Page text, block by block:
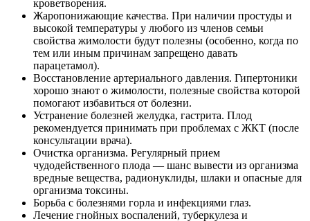
кроветворения.
Жаропонижающие качества. При наличии простуды и
высокой температуры у любого из членов семьи
свойства жимолости будут полезны (особенно, когда по
тем или иным причинам запрещено давать
парацетамол).
Восстановление артериального давления. Гипертоники
хорошо знают о жимолости, полезные свойства которой
помогают избавиться от болезни.
Устранение болезней желудка, гастрита. Плод
рекомендуется принимать при проблемах с ЖКТ (после
консультации врача).
Очистка организма. Регулярный прием
чудодейственного плода — шанс вывести из организма
вредные вещества, радионуклиды, шлаки и опасные для
организма токсины.
Борьба с болезнями горла и инфекциями глаз.
Лечение гнойных воспалений, туберкулеза и